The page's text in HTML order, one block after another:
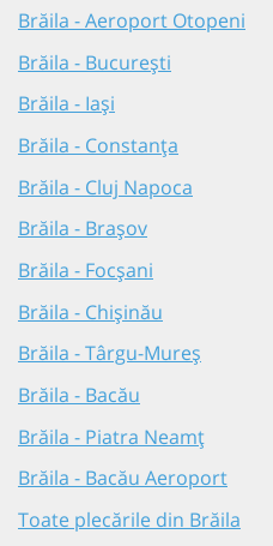
Brăila - Aeroport Otopeni
Brăila - București
Brăila - Iași
Brăila - Constanța
Brăila - Cluj Napoca
Brăila - Brașov
Brăila - Focșani
Brăila - Chișinău
Brăila - Târgu-Mureș
Brăila - Bacău
Brăila - Piatra Neamț
Brăila - Bacău Aeroport
Toate plecările din Brăila